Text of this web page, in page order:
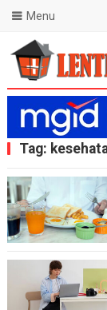
Lentera Sehat
Menu
Tag: